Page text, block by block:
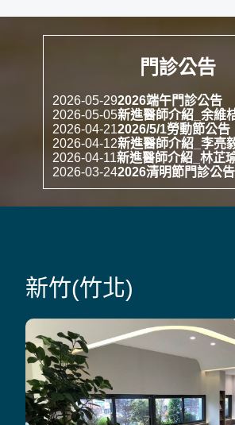
門診公告
2026-05-292026端午門診公告
2026-05-05新進醫師介紹_余維
2026-04-212026/5/1勞動節公告
2026-04-12新進醫師介紹_李亮
2026-04-11新進醫師介紹_林芷
2026-03-242026清明節門診公告
新竹(竹北)